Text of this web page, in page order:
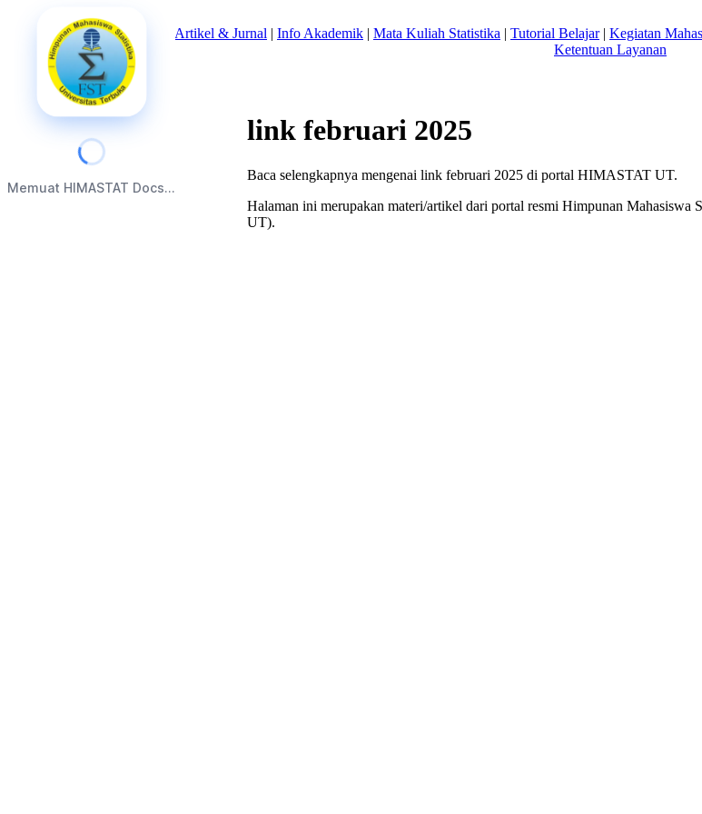
Memuat HIMASTAT Docs...
Beranda|Tentang Kami Artikel & Jurnal | Info Akademik | Mata Kuliah Statistika | Tutorial Belajar| Kegiatan
Ketentuan Layanan
link februari 2025
Baca selengkapnya mengenai link februari 2025 di portal HIMASTAT UT.
Halaman ini merupakan materi/artikel dari portal resmi Himpunan
UT).